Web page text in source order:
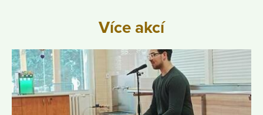
Více akcí